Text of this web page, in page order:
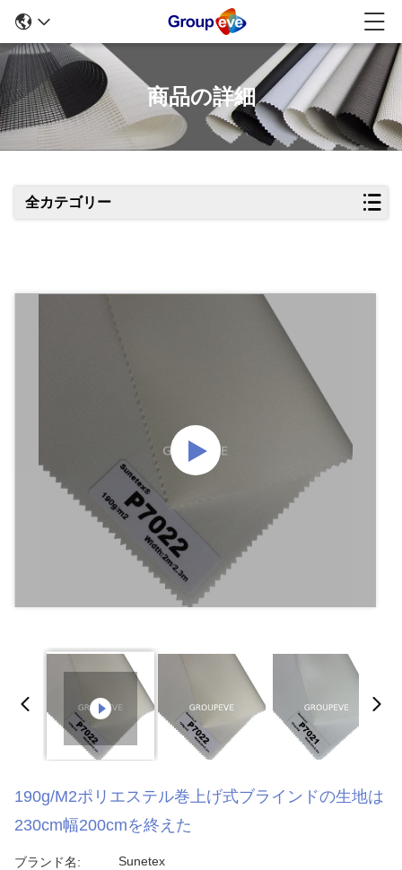
商品の詳細
全カテゴリー
190g/M2ポリエステル巻上げ式ブラインドの生地は
230cm幅200cmを終えた
ブランド名: Sunetex